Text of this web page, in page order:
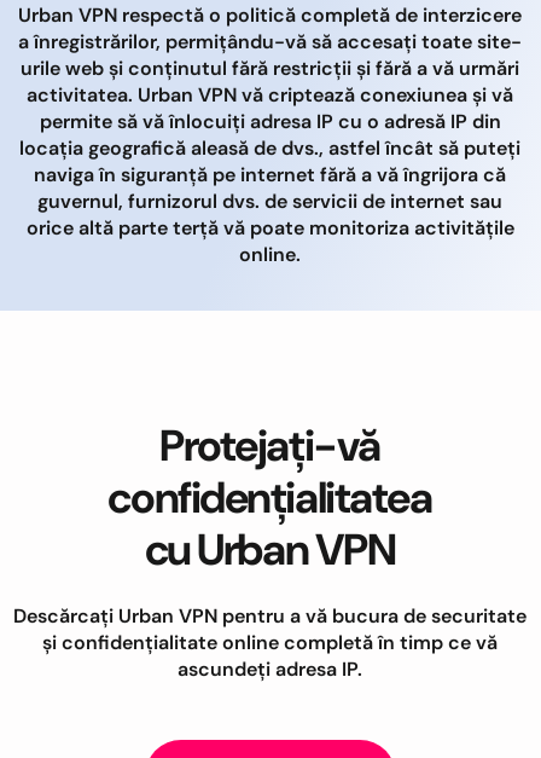
Urban VPN respectă o politică completă de interzicere
a înregistrărilor, permițându-vă să accesați toate site-
urile web și conținutul fără restricții și fără a vă urmări
activitatea. Urban VPN vă criptează conexiunea și vă
permite să vă înlocuiți adresa IP cu o adresă IP din
locația geografică aleasă de dvs., astfel încât să puteți
naviga în siguranță pe internet fără a vă îngrijora că
guvernul, furnizorul dvs. de servicii de internet sau
orice altă parte terță vă poate monitoriza activitățile
online.
Protejați-vă
confidențialitatea
cu Urban VPN
Descărcați Urban VPN pentru a vă bucura de securitate
și confidențialitate online completă în timp ce vă
ascundeți adresa IP.